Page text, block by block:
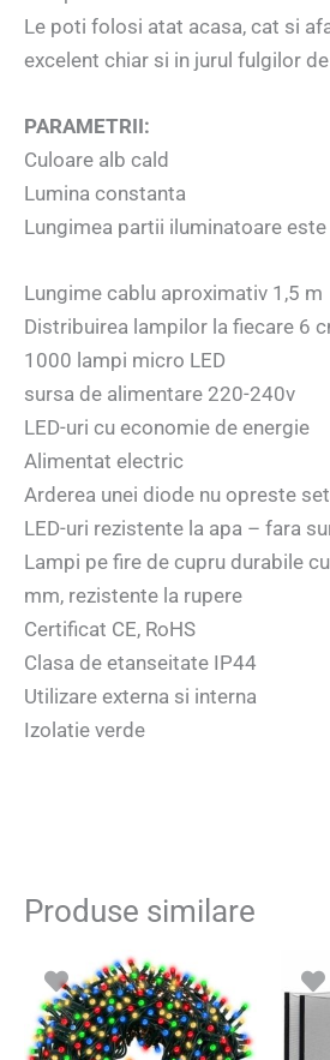
Le poti folosi atat acasa, cat si
excelent chiar si in jurul fulgilor
PARAMETRII:
Culoare alb cald
Lumina constanta
Lungimea partii iluminatoare
Lungime cablu aproximativ 1,5 m
Distribuirea lampilor la fiecare 6
1000 lampi micro LED
sursa de alimentare 220-240v
LED-uri cu economie de energie
Alimentat electric
Arderea unei diode nu opreste
LED-uri rezistente la apa – fara
Lampi pe fire de cupru durabile
mm, rezistente la rupere
Certificat CE, RoHS
Clasa de etanseitate IP44
Utilizare externa si interna
Izolatie verde
Produse similare